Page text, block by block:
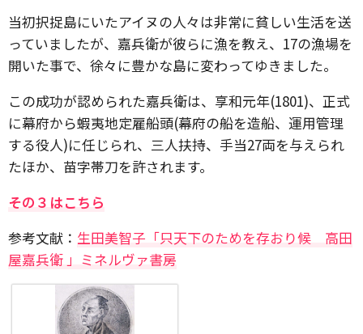
当初択捉島にいたアイヌの人々は非常に貧しい生活を送
っていましたが、嘉兵衛が彼らに漁を教え、17の漁場を
開いた事で、徐々に豊かな島に変わってゆきました。
この成功が認められた嘉兵衛は、享和元年(1801)、正式
に幕府から蝦夷地定雇船頭(幕府の船を造船、運用管理
する役人)に任じられ、三人扶持、手当27両を与えられ
たほか、苗字帯刀を許されます。
その３はこちら
参考文献： 生田美智子「只天下のためを存おり候 高田
屋嘉兵衛 」ミネルヴァ書房